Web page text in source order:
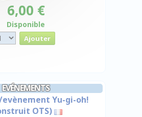
6,00 €
Disponible
EVÉNEMENTS
Yu-gi-oh!
OTS)